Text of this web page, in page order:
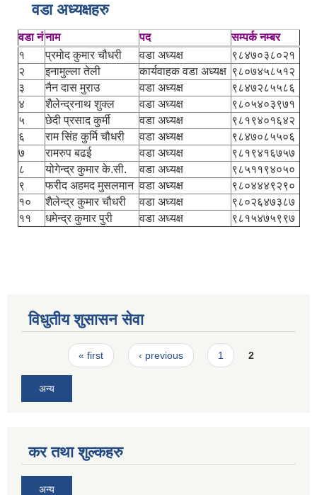
वडा अध्यक्षहरु
वडा नंनाम पद
सम्पर्क नम्बर
१
प्रमोद कुमार चौधरी वडा अध्यक्ष
९८४७०३८०२१
२
इनामुल्ला तेली कार्यवाहक वडा अध्यक्ष ९८०७४५८५१२
३
नैन दास मुराउ वडा अध्यक्ष
९८४७२८५५८६
४
शैलेन्द्रनाथ शुक्ल वडा अध्यक्ष
९८०५४०३९७१
५
छेदी प्रसाद कुर्मी वडा अध्यक्ष
९८१९४०१६४२
६
राम सिंह कुर्मि चौधरी वडा अध्यक्ष
९८४७०८५५०६
७
रामरुप बढई वडा अध्यक्ष
९८१९४१६७५७
८
योगेन्द्र कुमार के.सी. वडा अध्यक्ष
९८५११९४०५०
९
फरीद अहमद मुसलमान वडा अध्यक्ष
९८०४४४९२९०
१०
शैलेन्द्र कुमार चौधरी वडा अध्यक्ष
९८०२६४७३८७
११
धमेन्द्र कुमार पुरी वडा अध्यक्ष ९८१५४७५९९७
विधुतीय शुसासन सेवा
Pages« first ‹ previous 1 2
अन्य
कर तथा शुल्कहरु
अन्य